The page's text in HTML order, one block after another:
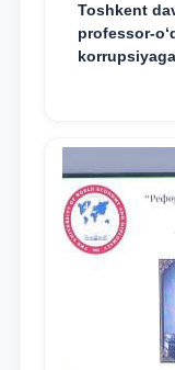
Toshkent
professor-
amalga
maqsadida
nashrlarda
dayjesti